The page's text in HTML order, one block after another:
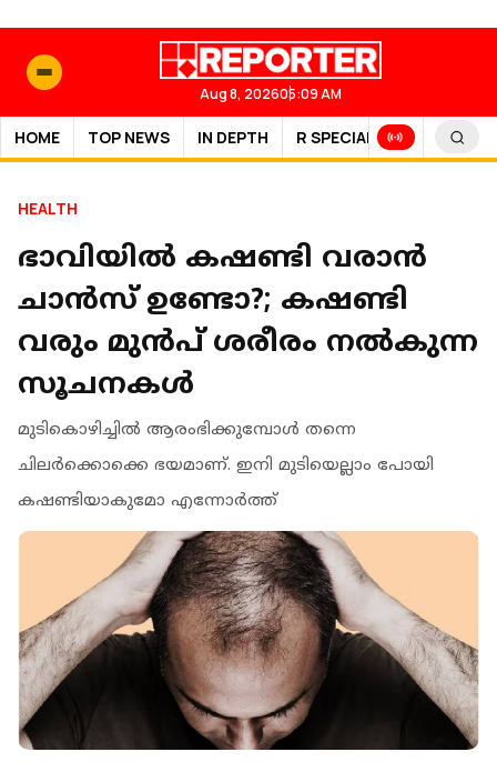
Aug 8, 202605:09 AM
HOME TOP NEWS IN DEPTH R SPECIAL SPORTS
HEALTH
ഭാവിയില്‍ കഷണ്ടി വരാന്‍
ചാന്‍സ് ഉണ്ടോ?; കഷണ്ടി
വരും മുന്‍പ് ശരീരം നല്‍കുന്ന
സൂചനകള്‍
മുടികൊഴിച്ചില്‍ ആരംഭിക്കുമ്പോള്‍ തന്നെ
ചിലര്‍ക്കൊക്കെ ഭയമാണ്. ഇനി മുടിയെല്ലാം പോയി
കഷണ്ടിയാകുമോ എന്നോര്‍ത്ത്